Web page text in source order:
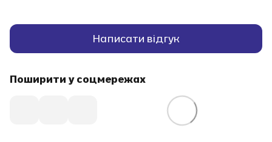
Написати відгук
Поширити у соцмережах